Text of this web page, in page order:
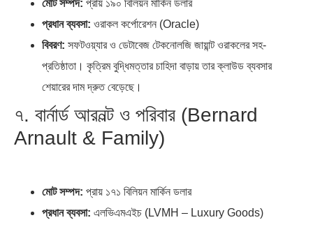
মোট সম্পদ: প্রায় ১৯০ বিলিয়ন মার্কিন ডলার
প্রধান ব্যবসা: ওরাকল কর্পোরেশন (Oracle)
বিবরণ: সফটওয়্যার ও ডেটাবেজ টেকনোলজি জায়ান্ট ওরাকলের সহ-
প্রতিষ্ঠাতা। কৃত্রিম বুদ্ধিমত্তার চাহিদা বাড়ায় তার ক্লাউড ব্যবসার
শেয়ারের দাম দ্রুত বেড়েছে।
৭. বার্নার্ড আরনল্ট ও পরিবার (Bernard
Arnault & Family)
মোট সম্পদ: প্রায় ১৭১ বিলিয়ন মার্কিন ডলার
প্রধান ব্যবসা: এলভিএমএইচ (LVMH – Luxury Goods)